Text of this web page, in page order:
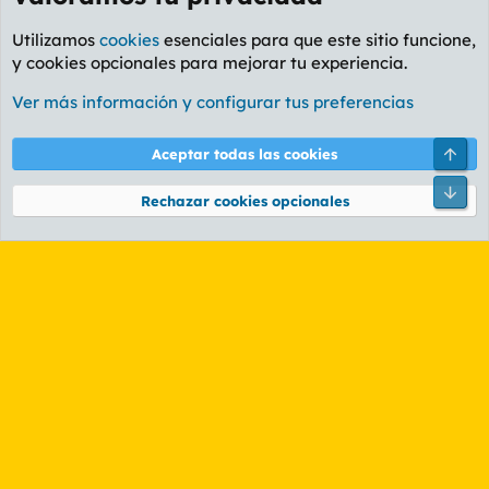
Foro General
Cookies
PL OLDSTYLE AMARILLO
Términos y reglas Política de privacidad Ayuda
Community platform by XenForo® © 2010-2026 XenForo Ltd.
Utilizamos cookies esenciales para que este sitio funcione,
y cookies opcionales para mejorar tu experiencia.
Ver más información y configurar tus preferencias
Aceptar todas las cookies
Rechazar cookies opcionales
Pie